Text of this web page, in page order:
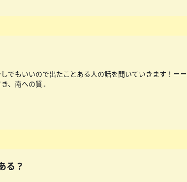
でもいいので出たことある人の話を聞いていきます！＝
、南への質...
る？